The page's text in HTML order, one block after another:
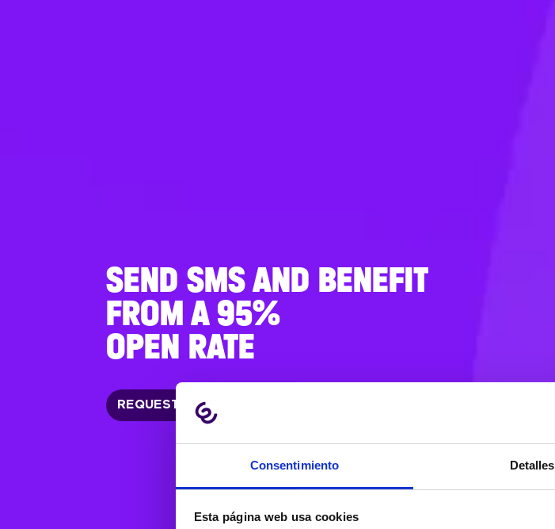
Consentimiento Detalles
Esta página web usa cookies
SEND SMS AND BENEFIT
FROM A 95%
OPEN RATE
REQUEST A DEMO